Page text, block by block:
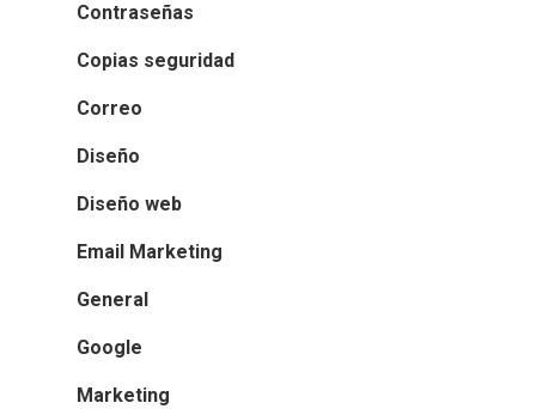
Contraseñas
Copias seguridad
Correo
Diseño
Diseño web
Email Marketing
General
Google
Marketing